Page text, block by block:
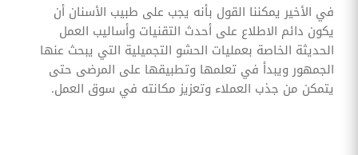
في الأخير يمكننا القول بأنه يجب على طبيب الأسنان أن
يكون دائم الاطلاع على أحدث التقنيات وأساليب العمل
الحديثة الخاصة بعمليات الحشو التجميلية التي يبحث عنها
الجمهور ويبدأ في تعلمها وتطبيقها على المرضى حتى
يتمكن من جذب العملاء وتعزيز مكانته في سوق العمل.